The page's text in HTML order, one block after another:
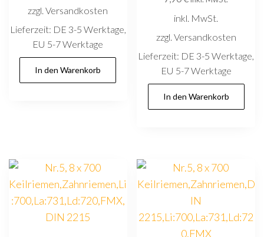
zzgl. Versandkosten
Lieferzeit: DE 3-5 Werktage,
EU 5-7 Werktage
In den Warenkorb
inkl. MwSt.
zzgl. Versandkosten
Lieferzeit: DE 3-5 Werktage,
EU 5-7 Werktage
In den Warenkorb